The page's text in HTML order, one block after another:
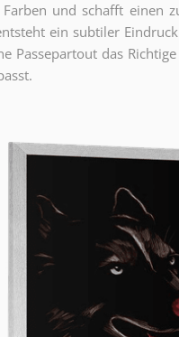
und schafft einen
ein subtiler
Passepartout das